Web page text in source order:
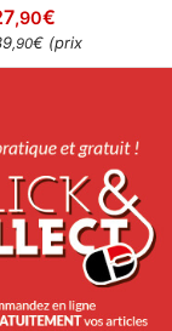
,90€
,90€ (prix